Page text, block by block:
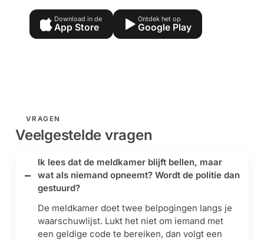
Download in de
App Store
Ontdek het op
Google Play
VRAGEN
Veelgestelde vragen
Ik lees dat de meldkamer blijft bellen, maar
wat als niemand opneemt? Wordt de politie dan
gestuurd?
De meldkamer doet twee belpogingen langs je
waarschuwlijst. Lukt het niet om iemand met
een geldige code te bereiken, dan volgt een